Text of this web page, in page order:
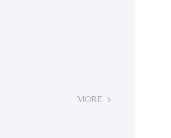
MORE